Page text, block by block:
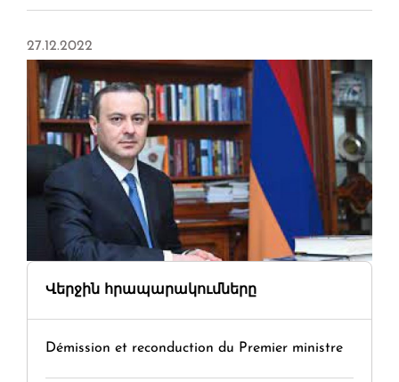
27.12.2022
Վերջին հրապարակումները
Démission et reconduction du Premier ministre